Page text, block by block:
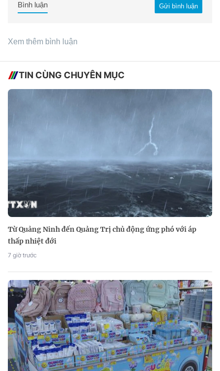
Gửi bình luận
Bình luận
Xem thêm bình luận
TIN CÙNG CHUYÊN MỤC
Từ Quảng Ninh đến Quảng Trị chủ động ứng phó với áp
thấp nhiệt đới
7 giờ trước